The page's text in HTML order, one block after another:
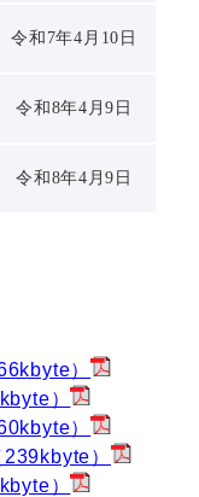
令和7年4月10日
令和8年4月9日
令和8年4月9日
）
）
）
）
）